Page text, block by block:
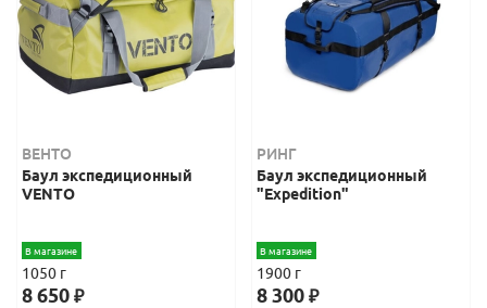
ВЕНТО
Баул экспедиционный
VENTO
В магазине
1050 г
8 650₽
РИНГ
Баул экспедиционный
"Expedition"
В магазине
1900 г
8 300₽